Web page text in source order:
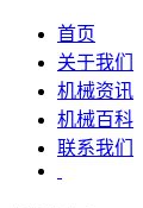
首页
关于我们
机械资讯
机械百科
联系我们